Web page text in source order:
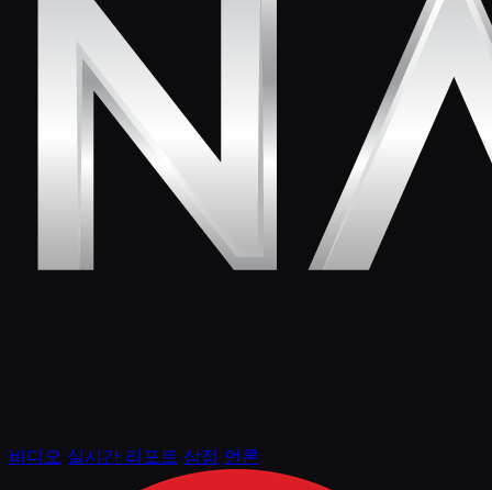
비디오 실시간 리포트 상점 언론